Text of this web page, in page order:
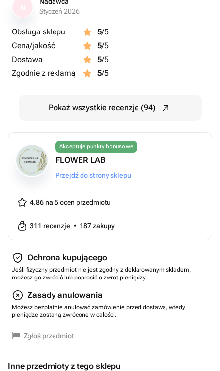
Styczeń 2026
Obsługa sklepu 5/5
Cena/jakość
5/5
Dostawa
5/5
Zgodnie z reklamą
5/5
Pokaż wszystkie recenzje (94)
Akceptuje punkty bonusowe
FLOWER LAB
Przejdź do strony sklepu
4.86 na 5ocen przedmiotu
311 recenzje • 187zakupy
Ochrona kupującego
Jeśli fizyczny przedmiot nie jest zgodny z deklarowanym składem,
możesz go zwrócić lub poprosić o zwrot pieniędzy.
Zasady anulowania
Możesz bezpłatnie anulować zamówienie przed dostawą, wtedy
pieniądze zostaną zwrócone w całości.
Zgłoś przedmiot
Inne przedmioty z tego sklepu